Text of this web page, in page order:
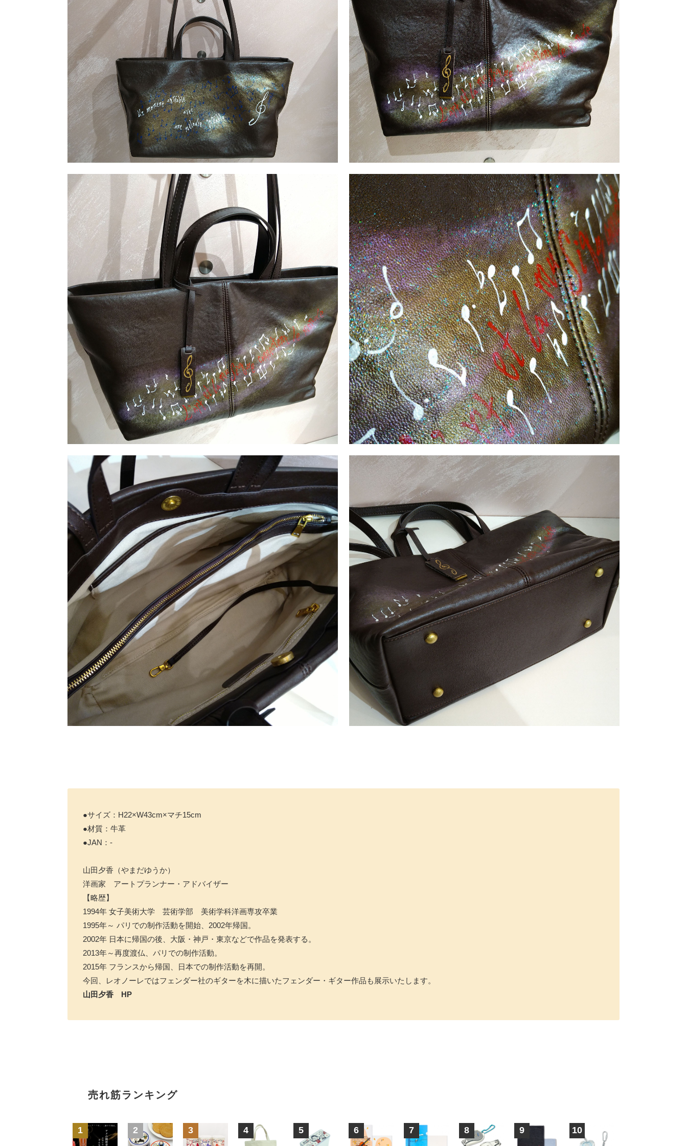
●サイズ：H22×W43cm×マチ15cm
●材質：牛革
●JAN：-
山田夕香（やまだゆうか）
洋画家 アートプランナー・アドバイザー
【略歴】
1994年 女子美術大学 芸術学部 美術学科洋画専攻卒業
1995年～ パリでの制作活動を開始、2002年帰国。
2002年 日本に帰国の後、大阪・神戸・東京などで作品を発表する。
2013年～再度渡仏、パリでの制作活動。
2015年 フランスから帰国、日本での制作活動を再開。
今回、レオノーレではフェンダー社のギターを木に描いたフェンダー・ギター作品も展示いたします。
山田夕香 HP
売れ筋ランキング
1 2 3 4 5 6 7 8 9 10